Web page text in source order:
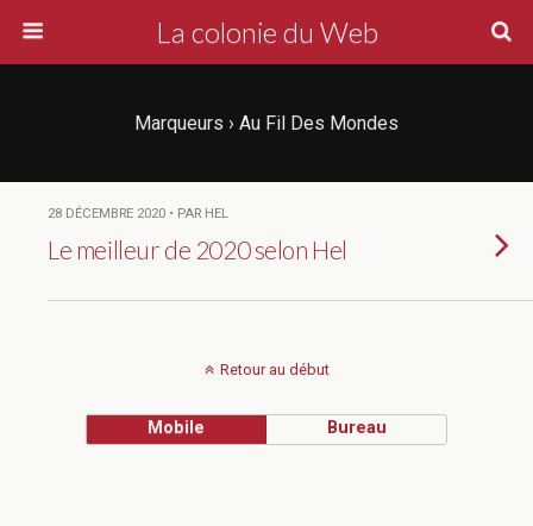
La colonie du Web
Marqueurs › Au Fil Des Mondes
28 DÉCEMBRE 2020 • PAR HEL
Le meilleur de 2020 selon Hel
Retour au début
Mobile Bureau